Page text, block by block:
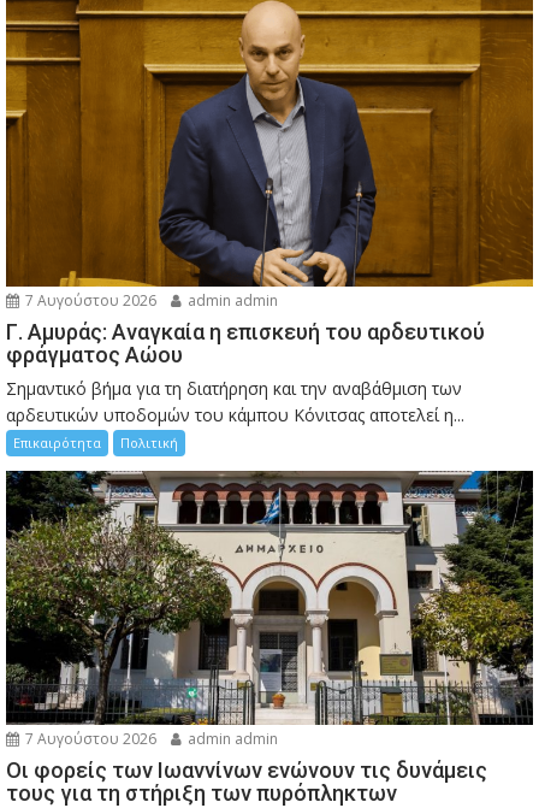
7 Αυγούστου 2026 admin admin
Γ. Αμυράς: Αναγκαία η επισκευή του αρδευτικού
φράγματος Αώου
Σημαντικό βήμα για τη διατήρηση και την αναβάθμιση των
αρδευτικών υποδομών του κάμπου Κόνιτσας αποτελεί η...
Επικαιρότητα Πολιτική
7 Αυγούστου 2026 admin admin
Οι φορείς των Ιωαννίνων ενώνουν τις δυνάμεις
τους για τη στήριξη των πυρόπληκτων